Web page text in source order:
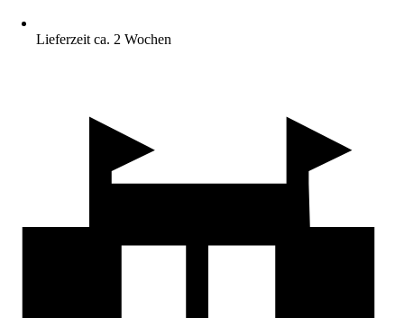
Lieferzeit ca. 2 Wochen